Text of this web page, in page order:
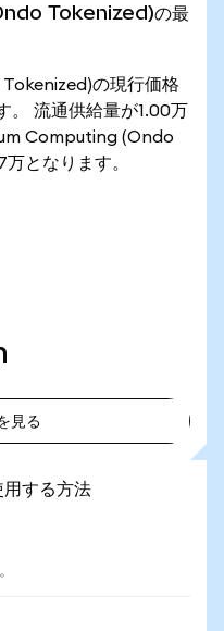
Tokenized)の最
の現行価格
。 流通供給量が1.00万
Computing (Ondo
となります。
見る
する方法